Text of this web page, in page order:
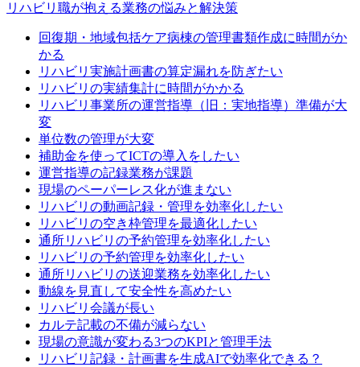
リハビリ職が抱える業務の悩みと解決策
回復期・地域包括ケア病棟の管理書類作成に時間がか
かる
リハビリ実施計画書の算定漏れを防ぎたい
リハビリの実績集計に時間がかかる
リハビリ事業所の運営指導（旧：実地指導）準備が大
変
単位数の管理が大変
補助金を使ってICTの導入をしたい
運営指導の記録業務が課題
現場のペーパーレス化が進まない
リハビリの動画記録・管理を効率化したい
リハビリの空き枠管理を最適化したい
通所リハビリの予約管理を効率化したい
リハビリの予約管理を効率化したい
通所リハビリの送迎業務を効率化したい
動線を見直して安全性を高めたい
リハビリ会議が長い
カルテ記載の不備が減らない
現場の意識が変わる3つのKPIと管理手法
リハビリ記録・計画書を生成AIで効率化できる？